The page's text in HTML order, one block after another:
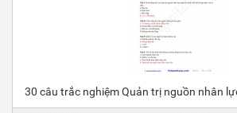
30 câu trắc nghiệm Quản trị nguồn nhân